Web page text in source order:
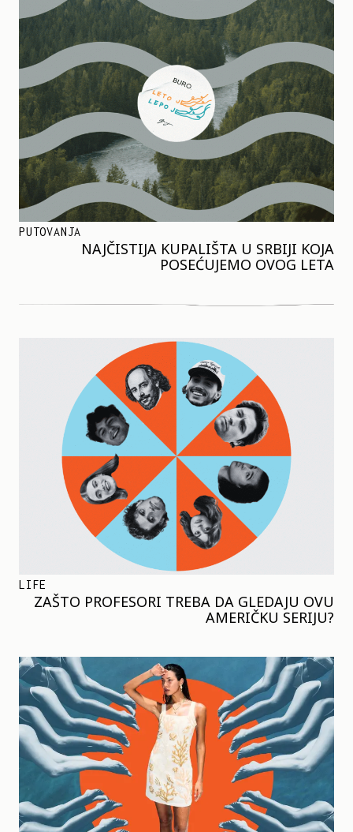
PUTOVANJA
NAJČISTIJA KUPALIŠTA U SRBIJI KOJA
POSEĆUJEMO OVOG LETA
LIFE
ZAŠTO PROFESORI TREBA DA GLEDAJU OVU
AMERIČKU SERIJU?